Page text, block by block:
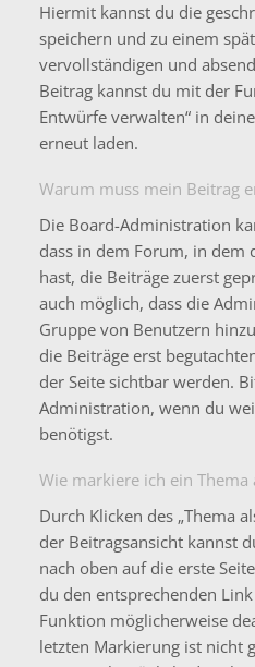
Hiermit kannst du die
speichern und zu einem
vervollständigen und
Beitrag kannst du mit der
Entwürfe verwalten“ in
erneut laden.
Warum muss mein Beitrag
Die Board-Administration
dass in dem Forum, in dem
hast, die Beiträge zuerst
auch möglich, dass die
Gruppe von Benutzern
die Beiträge erst
der Seite sichtbar werden.
Administration, wenn du
benötigst.
Wie markiere ich ein Thema
Durch Klicken des „Thema
der Beitragsansicht kannst
nach oben auf die erste
du den entsprechenden
Funktion möglicherweise
letzten Markierung ist nicht